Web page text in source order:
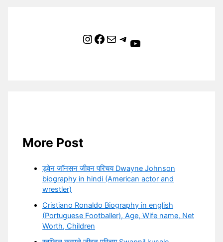
Instagram Facebook Mail Telegram YouTube
More Post
ड्वेन जॉनसन जीवन परिचय Dwayne Johnson
biography in hindi (American actor and
wrestler)
Cristiano Ronaldo Biography in english
(Portuguese Footballer), Age, Wife name, Net
Worth, Children